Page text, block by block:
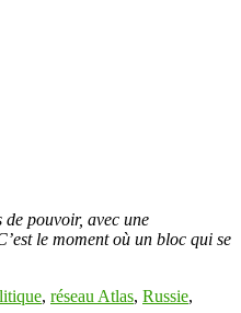
pouvoir, avec une
le moment où un bloc qui se
, réseau Atlas, Russie,